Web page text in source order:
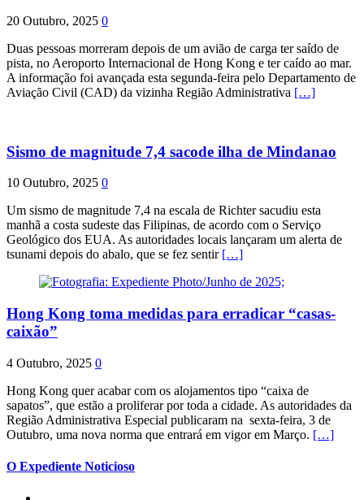
20 Outubro, 2025 0
Duas pessoas morreram depois de um avião de carga ter saído de
pista, no Aeroporto Internacional de Hong Kong e ter caído ao mar.
A informação foi avançada esta segunda-feira pelo Departamento de
Aviação Civil (CAD) da vizinha Região Administrativa […]
Sismo de magnitude 7,4 sacode ilha de Mindanao
10 Outubro, 2025 0
Um sismo de magnitude 7,4 na escala de Richter sacudiu esta
manhã a costa sudeste das Filipinas, de acordo com o Serviço
Geológico dos EUA. As autoridades locais lançaram um alerta de
tsunami depois do abalo, que se fez sentir […]
Hong Kong toma medidas para erradicar “casas-
caixão”
4 Outubro, 2025 0
Hong Kong quer acabar com os alojamentos tipo “caixa de
sapatos”, que estão a proliferar por toda a cidade. As autoridades da
Região Administrativa Especial publicaram na sexta-feira, 3 de
Outubro, uma nova norma que entrará em vigor em Março. […]
O Expediente Noticioso